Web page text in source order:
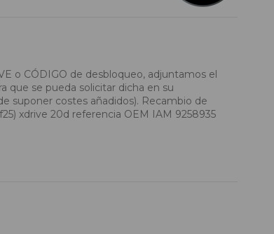
o CÓDIGO de desbloqueo, adjuntamos el
que se pueda solicitar dicha en su
suponer costes añadidos). Recambio de
xdrive 20d referencia OEM IAM 9258935